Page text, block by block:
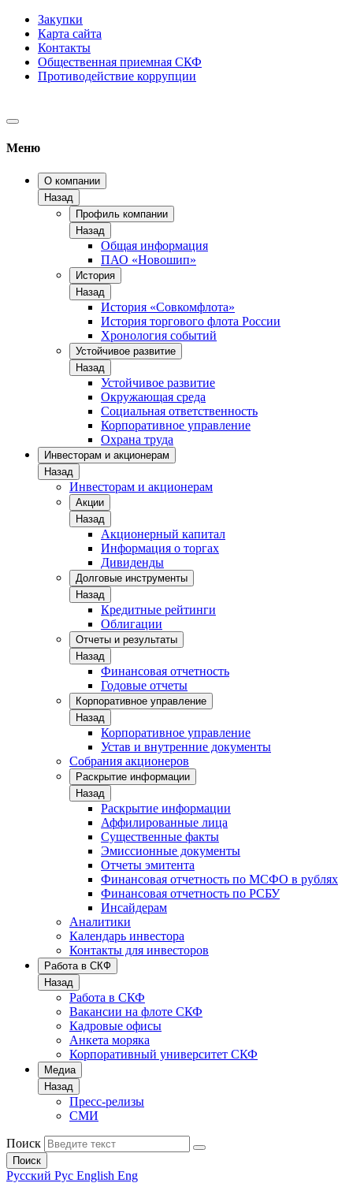
Закупки
Карта сайта
Контакты
Общественная приемная СКФ
Противодействие коррупции
Меню
О компании
Назад
Профиль компании
Назад
Общая информация
ПАО «Новошип»
История
Назад
История «Совкомфлота»
История торгового флота России
Хронология событий
Устойчивое развитие
Назад
Устойчивое развитие
Окружающая среда
Социальная ответственность
Корпоративное управление
Охрана труда
Инвесторам и акционерам
Назад
Инвесторам и акционерам
Акции
Назад
Акционерный капитал
Информация о торгах
Дивиденды
Долговые инструменты
Назад
Кредитные рейтинги
Облигации
Отчеты и результаты
Назад
Финансовая отчетность
Годовые отчеты
Корпоративное управление
Назад
Корпоративное управление
Устав и внутренние документы
Собрания акционеров
Раскрытие информации
Назад
Раскрытие информации
Аффилированные лица
Существенные факты
Эмиссионные документы
Отчеты эмитента
Финансовая отчетность по МСФО в рублях
Финансовая отчетность по РСБУ
Инсайдерам
Аналитики
Календарь инвестора
Контакты для инвесторов
Работа в СКФ
Назад
Работа в СКФ
Вакансии на флоте СКФ
Кадровые офисы
Анкета моряка
Корпоративный университет СКФ
Медиа
Назад
Пресс-релизы
СМИ
Поиск
Поиск
Русский Рус English Eng